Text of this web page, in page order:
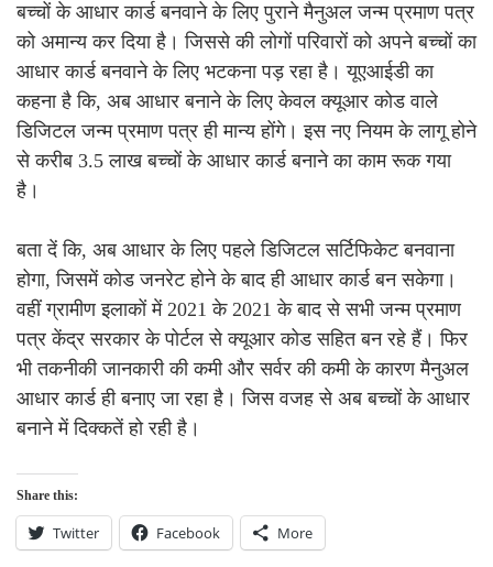
बच्चों के आधार कार्ड बनवाने के लिए पुराने मैनुअल जन्म प्रमाण पत्र
को अमान्य कर दिया है। जिससे की लोगों परिवारों को अपने बच्चों का
आधार कार्ड बनवाने के लिए भटकना पड़ रहा है। यूएआईडी का
कहना है कि, अब आधार बनाने के लिए केवल क्यूआर कोड वाले
डिजिटल जन्म प्रमाण पत्र ही मान्य होंगे। इस नए नियम के लागू होने
से करीब 3.5 लाख बच्चों के आधार कार्ड बनाने का काम रूक गया
है।
बता दें कि, अब आधार के लिए पहले डिजिटल सर्टिफिकेट बनवाना
होगा, जिसमें कोड जनरेट होने के बाद ही आधार कार्ड बन सकेगा।
वहीं ग्रामीण इलाकों में 2021 के 2021 के बाद से सभी जन्म प्रमाण
पत्र केंद्र सरकार के पोर्टल से क्यूआर कोड सहित बन रहे हैं। फिर
भी तकनीकी जानकारी की कमी और सर्वर की कमी के कारण मैनुअल
आधार कार्ड ही बनाए जा रहा है। जिस वजह से अब बच्चों के आधार
बनाने में दिक्कतें हो रही है।
Share this:
Twitter Facebook More